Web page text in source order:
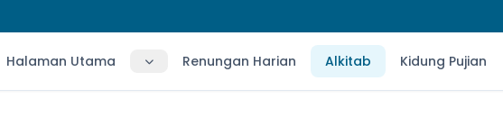
Halaman Utama Renungan Harian Alkitab Kidung Pujian